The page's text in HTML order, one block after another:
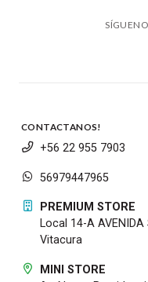
CONTACTANOS!
+56 22 955 7903
56979447965
PREMIUM STORE
Local 14-A
Vitacura
MINI STORE